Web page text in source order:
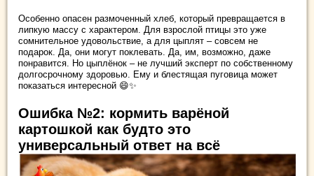
Особенно опасен размоченный хлеб, который превращается в
липкую массу с характером. Для взрослой птицы это уже
сомнительное удовольствие, а для цыплят – совсем не
подарок. Да, они могут поклевать. Да, им, возможно, даже
понравится. Но цыплёнок – не лучший эксперт по собственному
долгосрочному здоровью. Ему и блестящая пуговица может
показаться интересной 😄✨
Ошибка №2: кормить варёной
картошкой как будто это
универсальный ответ на всё